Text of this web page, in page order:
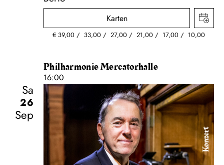
Karten
€ 39,00 33,00 27,00 21,00 17,00 10,00
Philharmonie Mercatorhalle
16:00
Sa
26
Sep
Konzert